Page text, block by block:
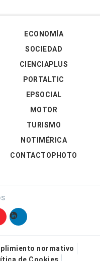
ECONOMÍA
SOCIEDAD
CIENCIAPLUS
PORTALTIC
EPSOCIAL
MOTOR
TURISMO
NOTIMÉRICA
CONTACTOPHOTO
normativo